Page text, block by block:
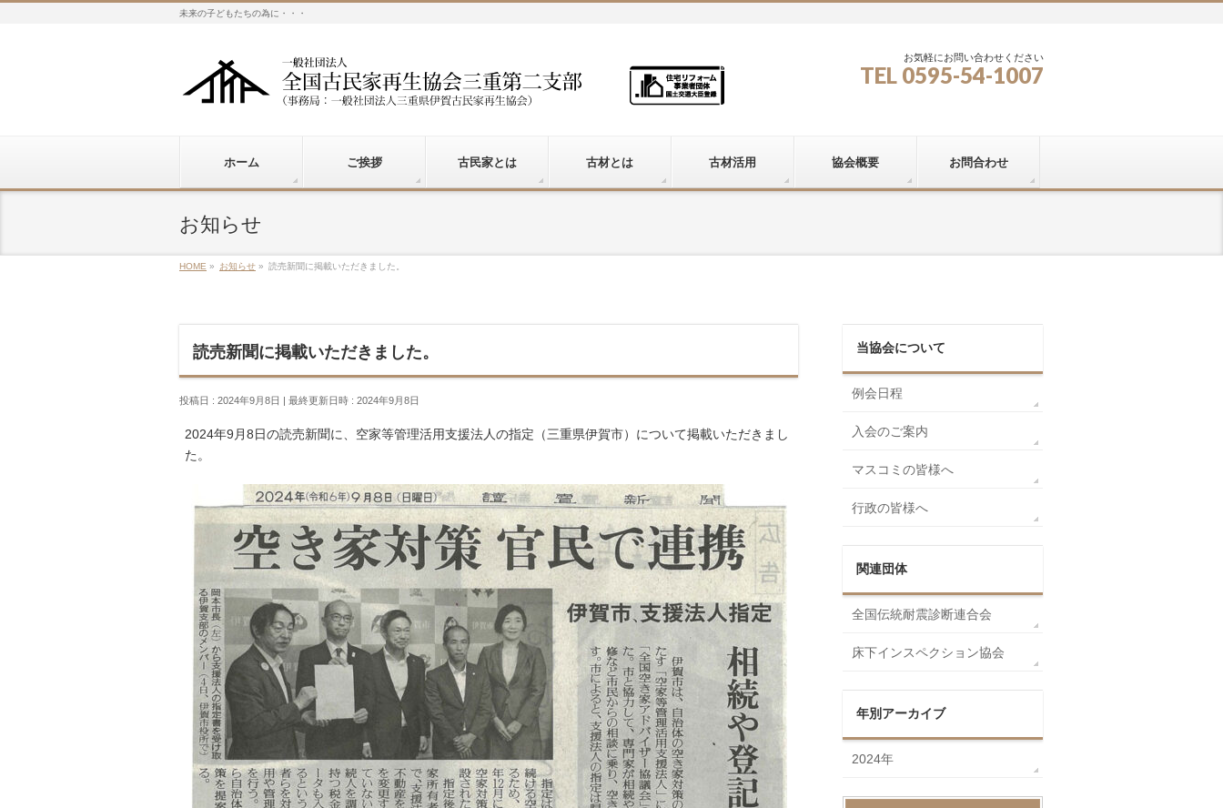
未来の子どもたちの為に・・・
お気軽にお問い合わせください
TEL 0595-54-1007
ホーム ご挨拶 古民家とは 古材とは 古材活用 協会概要 お問合わせ
お知らせ
HOME » お知らせ » 読売新聞に掲載いただきました。
読売新聞に掲載いただきました。
投稿日 : 2024年9月8日 最終更新日時 : 2024年9月8日
2024年9月8日の読売新聞に、空家等管理活用支援法人の指定（三重県伊賀市）について掲載いただきまし
た。
当協会について
例会日程
入会のご案内
マスコミの皆様へ
行政の皆様へ
関連団体
全国伝統耐震診断連合会
床下インスペクション協会
年別アーカイブ
2024年